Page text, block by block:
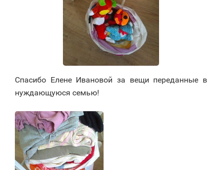
Спасибо Елене Ивановой за вещи переданные в
нуждающуюся семью!